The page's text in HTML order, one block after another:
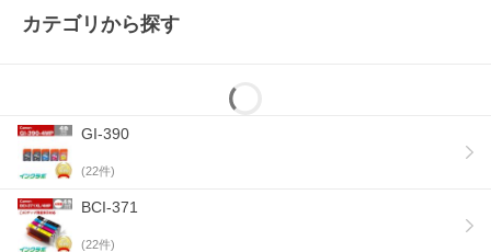
カテゴリから探す
GI-390
(22件)
BCI-371
(22件)